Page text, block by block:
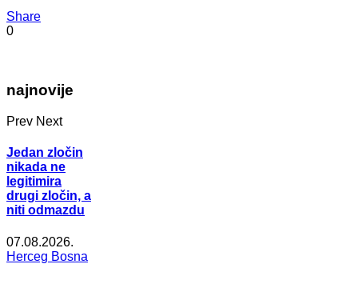
Share
0
najnovije
Prev Next
Jedan zločin
nikada ne
legitimira
drugi zločin, a
niti odmazdu
07.08.2026.
Herceg Bosna